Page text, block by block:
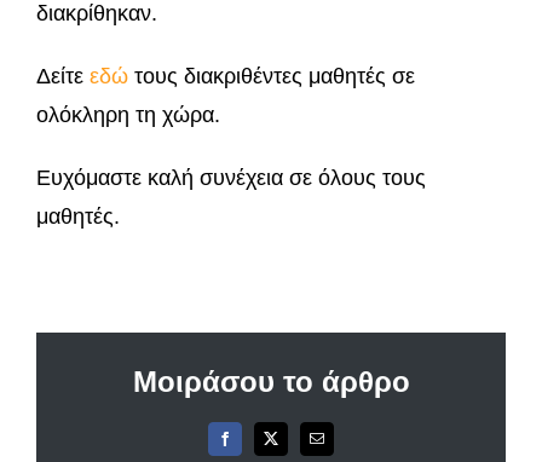
διακρίθηκαν.
Δείτε εδώ τους διακριθέντες μαθητές σε
ολόκληρη τη χώρα.
Ευχόμαστε καλή συνέχεια σε όλους τους
μαθητές.
Μοιράσου το άρθρο
Facebook
X Email